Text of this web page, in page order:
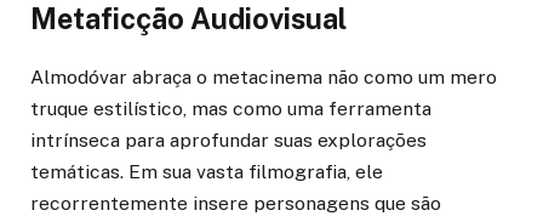
Metaficção Audiovisual
Almodóvar abraça o metacinema não como um mero
truque estilístico, mas como uma ferramenta
intrínseca para aprofundar suas explorações
temáticas. Em sua vasta filmografia, ele
recorrentemente insere personagens que são